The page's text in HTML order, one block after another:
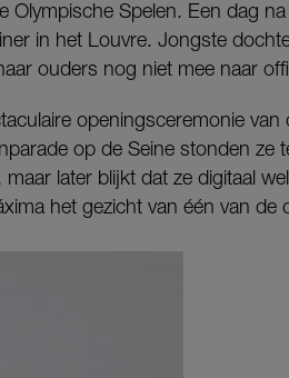
Olympische Spelen. Een dag
in het Louvre. Jongste
ouders nog niet mee naar
openingsceremonie van
op de Seine stonden ze
later blijkt dat ze digitaal
het gezicht van één van de